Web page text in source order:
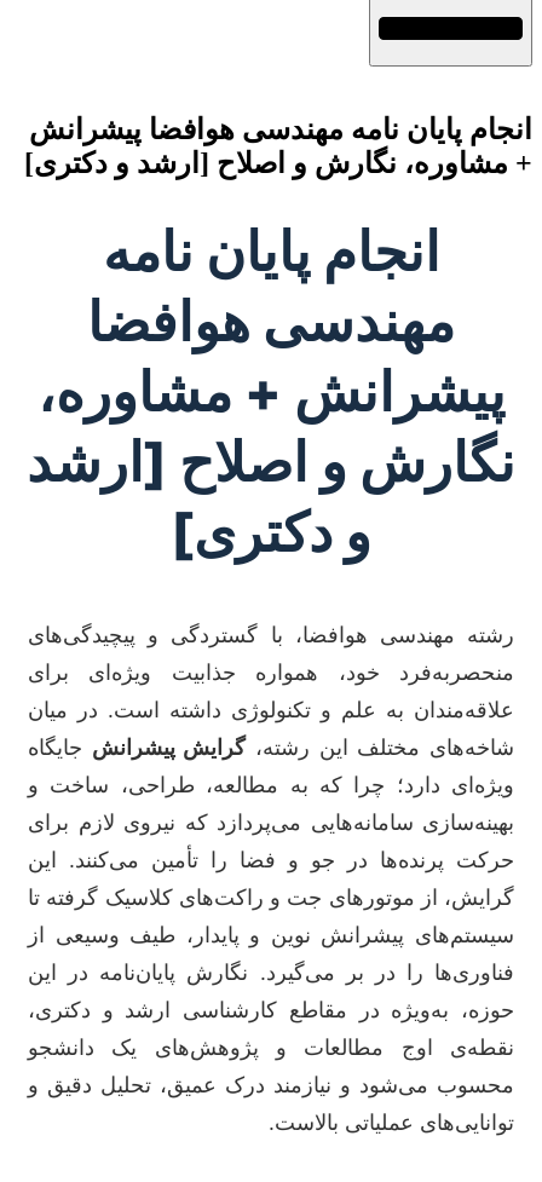
انجام پایان نامه مهندسی هوافضا پیشرانش
+ مشاوره، نگارش و اصلاح [ارشد و دکتری]
انجام پایان نامه
مهندسی هوافضا
پیشرانش + مشاوره،
نگارش و اصلاح [ارشد
و دکتری]
رشته مهندسی هوافضا، با گستردگی و پیچیدگی‌های
منحصربه‌فرد خود، همواره جذابیت ویژه‌ای برای
علاقه‌مندان به علم و تکنولوژی داشته است. در میان
شاخه‌های مختلف این رشته،گرایش پیشرانش جایگاه
ویژه‌ای دارد؛ چرا که به مطالعه، طراحی، ساخت و
بهینه‌سازی سامانه‌هایی می‌پردازد که نیروی لازم برای
حرکت پرنده‌ها در جو و فضا را تأمین می‌کنند. این
گرایش، از موتورهای جت و راکت‌های کلاسیک گرفته تا
سیستم‌های پیشرانش نوین و پایدار، طیف وسیعی از
فناوری‌ها را در بر می‌گیرد. نگارش پایان‌نامه در این
حوزه، به‌ویژه در مقاطع کارشناسی ارشد و دکتری،
نقطه‌ی اوج مطالعات و پژوهش‌های یک دانشجو
محسوب می‌شود و نیازمند درک عمیق، تحلیل دقیق و
توانایی‌های عملیاتی بالاست.